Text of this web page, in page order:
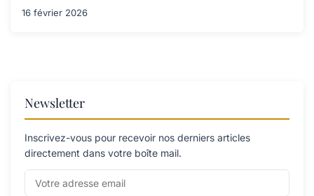
16 février 2026
Newsletter
Inscrivez-vous pour recevoir nos derniers articles
directement dans votre boîte mail.